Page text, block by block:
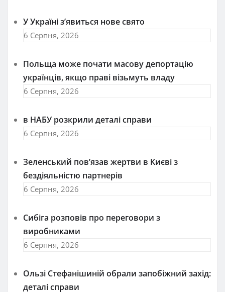
У Україні з’явиться нове свято
6 Серпня, 2026
Польща може почати масову депортацію
українців, якщо праві візьмуть владу
6 Серпня, 2026
в НАБУ розкрили деталі справи
6 Серпня, 2026
Зеленський пов’язав жертви в Києві з
бездіяльністю партнерів
6 Серпня, 2026
Сибіга розповів про переговори з
виробниками
6 Серпня, 2026
Ользі Стефанішиній обрали запобіжний захід:
деталі справи